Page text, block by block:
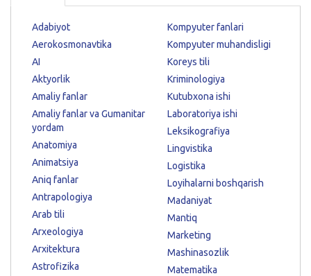
Adabiyot
Aerokosmonavtika
AI
Aktyorlik
Amaliy fanlar
Amaliy fanlar va Gumanitar
yordam
Anatomiya
Animatsiya
Aniq fanlar
Antrapologiya
Arab tili
Arxeologiya
Arxitektura
Astrofizika
Kompyuter fanlari
Kompyuter muhandisligi
Koreys tili
Kriminologiya
Kutubxona ishi
Laboratoriya ishi
Leksikografiya
Lingvistika
Logistika
Loyihalarni boshqarish
Madaniyat
Mantiq
Marketing
Mashinasozlik
Matematika